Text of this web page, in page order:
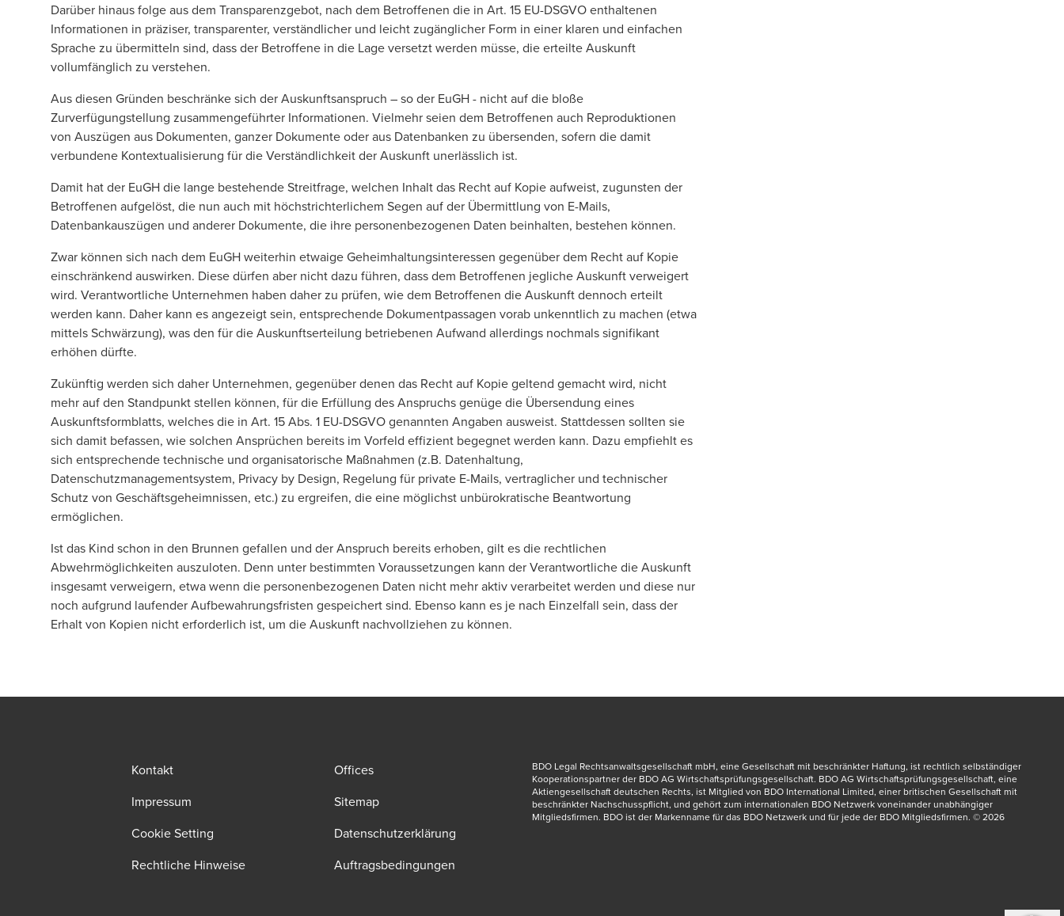
Darüber hinaus folge aus dem Transparenzgebot, nach dem Betroffenen die in Art. 15 EU-DSGVO enthaltenen
Informationen in präziser, transparenter, verständlicher und leicht zugänglicher Form in einer klaren und einfachen
Sprache zu übermitteln sind, dass der Betroffene in die Lage versetzt werden müsse, die erteilte Auskunft
vollumfänglich zu verstehen.
Aus diesen Gründen beschränke sich der Auskunftsanspruch – so der EuGH - nicht auf die bloße
Zurverfügungstellung zusammengeführter Informationen. Vielmehr seien dem Betroffenen auch Reproduktionen
von Auszügen aus Dokumenten, ganzer Dokumente oder aus Datenbanken zu übersenden, sofern die damit
verbundene Kontextualisierung für die Verständlichkeit der Auskunft unerlässlich ist.
Damit hat der EuGH die lange bestehende Streitfrage, welchen Inhalt das Recht auf Kopie aufweist, zugunsten der
Betroffenen aufgelöst, die nun auch mit höchstrichterlichem Segen auf der Übermittlung von E-Mails,
Datenbankauszügen und anderer Dokumente, die ihre personenbezogenen Daten beinhalten, bestehen können.
Zwar können sich nach dem EuGH weiterhin etwaige Geheimhaltungsinteressen gegenüber dem Recht auf Kopie
einschränkend auswirken. Diese dürfen aber nicht dazu führen, dass dem Betroffenen jegliche Auskunft verweigert
wird. Verantwortliche Unternehmen haben daher zu prüfen, wie dem Betroffenen die Auskunft dennoch erteilt
werden kann. Daher kann es angezeigt sein, entsprechende Dokumentpassagen vorab unkenntlich zu machen (etwa
mittels Schwärzung), was den für die Auskunftserteilung betriebenen Aufwand allerdings nochmals signifikant
erhöhen dürfte.
Zukünftig werden sich daher Unternehmen, gegenüber denen das Recht auf Kopie geltend gemacht wird, nicht
mehr auf den Standpunkt stellen können, für die Erfüllung des Anspruchs genüge die Übersendung eines
Auskunftsformblatts, welches die in Art. 15 Abs. 1 EU-DSGVO genannten Angaben ausweist. Stattdessen sollten sie
sich damit befassen, wie solchen Ansprüchen bereits im Vorfeld effizient begegnet werden kann. Dazu empfiehlt es
sich entsprechende technische und organisatorische Maßnahmen (z.B. Datenhaltung,
Datenschutzmanagementsystem, Privacy by Design, Regelung für private E-Mails, vertraglicher und technischer
Schutz von Geschäftsgeheimnissen, etc.) zu ergreifen, die eine möglichst unbürokratische Beantwortung
ermöglichen.
Ist das Kind schon in den Brunnen gefallen und der Anspruch bereits erhoben, gilt es die rechtlichen
Abwehrmöglichkeiten auszuloten. Denn unter bestimmten Voraussetzungen kann der Verantwortliche die Auskunft
insgesamt verweigern, etwa wenn die personenbezogenen Daten nicht mehr aktiv verarbeitet werden und diese nur
noch aufgrund laufender Aufbewahrungsfristen gespeichert sind. Ebenso kann es je nach Einzelfall sein, dass der
Erhalt von Kopien nicht erforderlich ist, um die Auskunft nachvollziehen zu können.
Kontakt
Offices
Impressum
Sitemap
Cookie Setting
Datenschutzerklärung
Rechtliche Hinweise
Auftragsbedingungen
BDO Legal Rechtsanwaltsgesellschaft mbH, eine Gesellschaft mit beschränkter Haftung, ist rechtlich selbständiger
Kooperationspartner der BDO AG Wirtschaftsprüfungsgesellschaft. BDO AG Wirtschaftsprüfungsgesellschaft, eine
Aktiengesellschaft deutschen Rechts, ist Mitglied von BDO International Limited, einer britischen Gesellschaft mit
beschränkter Nachschusspflicht, und gehört zum internationalen BDO Netzwerk voneinander unabhängiger
Mitgliedsfirmen. BDO ist der Markenname für das BDO Netzwerk und für jede der BDO Mitgliedsfirmen. © 2026